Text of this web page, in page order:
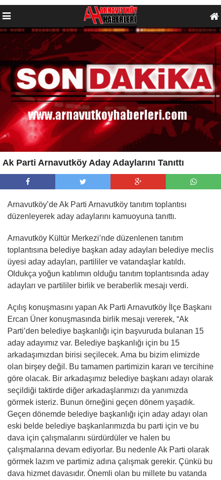
Ak Parti Arnavutköy Aday Adaylarını Tanıttı
Arnavutköy’de Ak Parti Arnavutköy tanıtım toplantısı
düzenleyerek aday adaylarını kamuoyuna tanıttı.
Arnavutköy Kültür Merkezi’nde düzenlenen tanıtım
toplantısına belediye başkan aday adayları belediye meclis
üyesi aday adayları, partililer ve vatandaşlar katıldı.
Oldukça yoğun katılımın olduğu tanıtım toplantısında aday
adayları ve partililer birlik ve beraberlik mesajı verdi.
Açılış konuşmasını yapan Ak Parti Arnavutköy İlçe Başkanı
Ercan Üner konuşmasında birlik mesajı vererek, “Ak
Parti’den belediye başkanlığı için başvuruda bulanan 15
aday adayımız var. Belediye başkanlığı için bu 15
arkadaşımızdan birisi seçilecek. Ama bu bizim elimizde
olan birşey değil. Bu tamamen partimizin kararı ve tercihine
göre olacak. Bir arkadaşımız belediye başkanı adayı olarak
seçildiği taktirde diğer arkadaşlarımızı da yanımızda
görmek isteriz. Bunun örneğini geçen dönem yaşadık.
Geçen dönemde belediye başkanlığı için aday adayı olan
eski belde belediye başkanlarımızda bu parti için ve bu
dava için çalışmalarını sürdürdüler ve halen bu
çalışmalarına devam ediyorlar. Bu nedenle Ak Parti olarak
görmek lazım ve partimiz adına çalışmak gerekir. Çünkü bu
dava hizmet davasıdır. Önemli olan bu millete bu vatanda